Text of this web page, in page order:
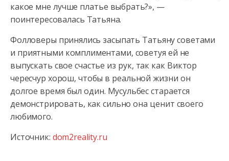
какое мне лучше платье выбрать?», —
поинтересовалась Татьяна.
Фолловеры принялись засыпать Татьяну советами
и приятными комплиментами, советуя ей не
выпускать свое счастье из рук, так как Виктор
чересчур хорош, чтобы в реальной жизни он
долгое время был один. Мусульбес старается
демонстрировать, как сильно она ценит своего
любимого.
Источник: dom2reality.ru